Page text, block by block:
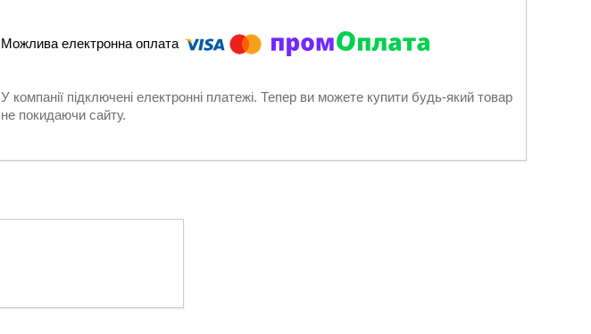
У компанії підключені електронні платежі. Тепер ви можете купити будь-який товар
не покидаючи сайту.